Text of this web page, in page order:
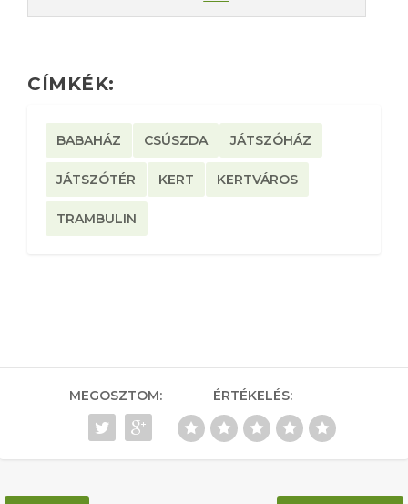
CÍMKÉK:
BABAHÁZ CSÚSZDA JÁTSZÓHÁZ
JÁTSZÓTÉR KERT KERTVÁROS
TRAMBULIN
MEGOSZTOM: ÉRTÉKELÉS: